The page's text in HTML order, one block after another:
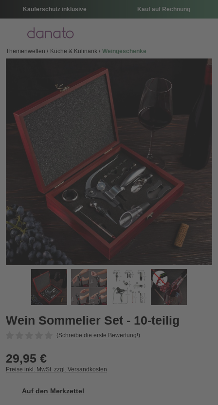
Käuferschutz inklusive Kauf auf Rechnung
Menü
Themenwelten Küche & Kulinarik Weingeschenke
Wein Sommelier Set - 10-teilig
Zurück
Wein Sommelier Set - 10-teilig
(Schreibe die erste Bewertung!)
29,95 €
Preise inkl. MwSt. zzgl. Versandkosten
Auf den Merkzettel